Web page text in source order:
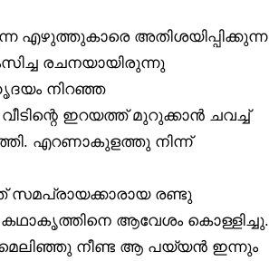
എഴുത്തുകാരെ അതിശയിപ്പിക്കുന്ന
രചനയായിരുന്നു
നിറഞ്ഞ
ഇറയത്ത് മുറുക്കാൻ ചവച്ച്
എറണാകുളത്തു നിന്ന്
രണ്ടു
കഥാകൃത്തിനെ ആവേശം കൊള്ളിച്ചു.
മെലിഞ്ഞു നീണ്ട ആ പയ്യൻ ഇന്നും